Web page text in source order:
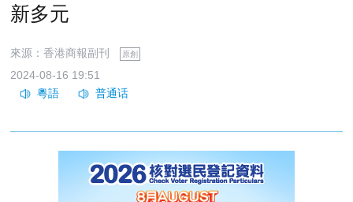
新多元
來源：香港商報副刊 原創
2024-08-16 19:51